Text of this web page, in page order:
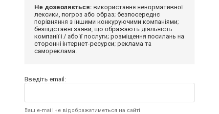
Не дозволяється: використання ненормативної
лексики, погроз або образ; безпосереднє
порівняння з іншими конкуруючими компаніями;
безпідставні заяви, що ображають діяльність
компанії і / або її послуги; розміщення посилань на
сторонні інтернет-ресурси; реклама та
самореклама.
Введіть email:
Ваш e-mail не відображатиметься на сайті